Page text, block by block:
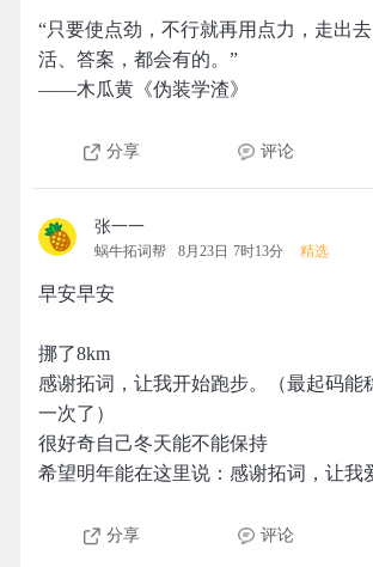
“只要使点劲，不行就再用点力，走出
活、答案，都会有的。”
——木瓜黄《伪装学渣》
分享 评论
张一一
蜗牛拓词帮 8月23日 7时13分 精选
早安早安
挪了8km
感谢拓词，让我开始跑步。（最起码能
一次了）
很好奇自己冬天能不能保持
希望明年能在这里说：感谢拓词，让我
分享 评论